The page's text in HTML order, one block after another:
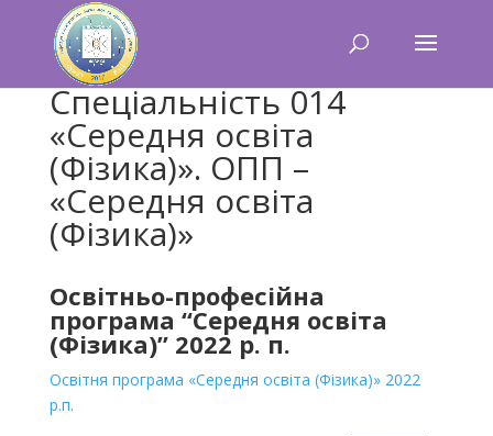
Спеціальність 014
«Середня освіта
(Фізика)». ОПП –
«Середня освіта
(Фізика)»
Освітньо-професійна
програма “Середня освіта
(Фізика)” 2022 р. п.
Освітня програма «Середня освіта (Фізика)» 2022
р.п.